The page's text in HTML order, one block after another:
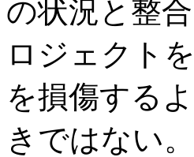
の状況と整
ロジェクト
を損傷する
きではない